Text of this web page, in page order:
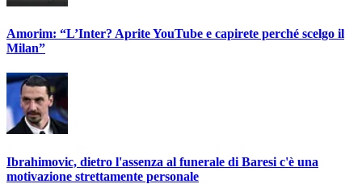
Amorim: “L’Inter? Aprite YouTube e capirete perché scelgo il
Milan”
Ibrahimovic, dietro l'assenza al funerale di Baresi c'è una
motivazione strettamente personale